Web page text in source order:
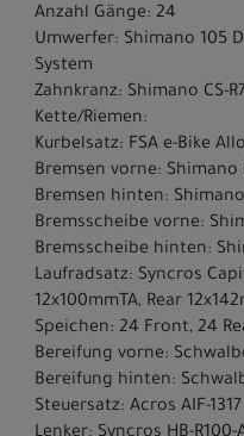
Anzahl Gänge: 24
Umwerfer: Shimano 105
System
Zahnkranz: Shimano CS-
Kette/Riemen:
Kurbelsatz: FSA e-Bike
Bremsen vorne: Shimano
Bremsen hinten: Shimano
Bremsscheibe vorne:
Bremsscheibe hinten:
Laufradsatz: Syncros
12x100mmTA, Rear
Speichen: 24 Front, 24
Bereifung vorne:
Bereifung hinten:
Steuersatz: Acros AIF-1317